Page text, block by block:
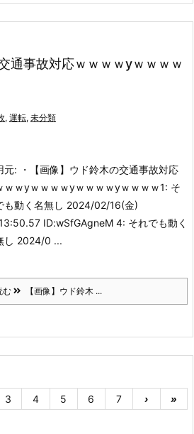
通事故対応ｗｗｗｗyｗｗｗｗ
, 運転, 未分類
元: ・【画像】ウド鈴木の交通事故対応
ｗｗyｗｗｗｗyｗｗｗｗyｗｗｗｗ1: そ
も動く名無し 2024/02/16(金)
ID:wSfGAgneM 4: それでも動く
し 2024/0 ...
む 【画像】ウド鈴木 ...
3 4 5 6 7 › »